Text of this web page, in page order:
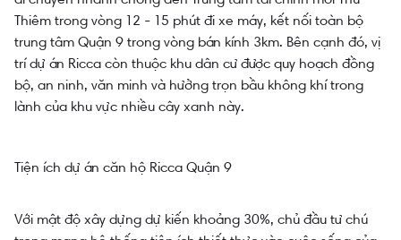
Thiêm trong vòng 12 - 15 phút đi xe máy, kết nối toàn bộ
trung tâm Quận 9 trong vòng bán kính 3km. Bên cạnh đó, vị
trí dự án Ricca còn thuộc khu dân cư được quy hoạch đồng
bộ, an ninh, văn minh và hưởng trọn bầu không khí trong
lành của khu vực nhiều cây xanh này.
Tiện ích dự án căn hộ Ricca Quận 9
Với mật độ xây dựng dự kiến khoảng 30%, chủ đầu tư chú